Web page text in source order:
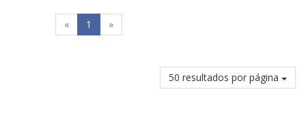
« 1 »
50 resultados por página